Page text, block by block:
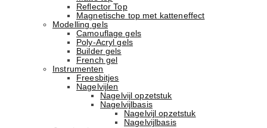
Reflector Top
Magnetische top met katteneffect
Modelling gels
Camouflage gels
Poly-Acryl gels
Builder gels
French gel
Instrumenten
Freesbitjes
Nagelvijlen
Nagelvijl opzetstuk
Nagelvijlbasis
Nagelvijl opzetstuk
Nagelvijlbasis